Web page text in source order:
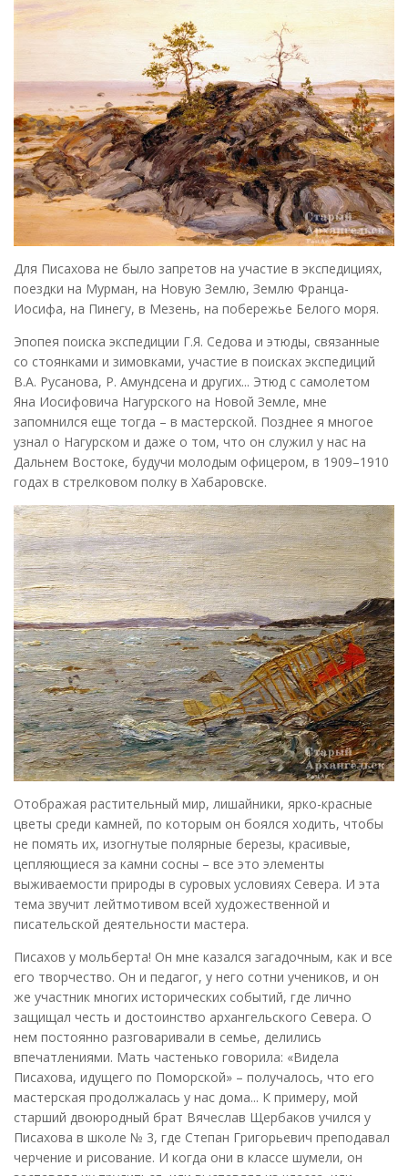
Для Писахова не было запретов на участие в экспедициях,
поездки на Мурман, на Новую Землю, Землю Франца-
Иосифа, на Пинегу, в Мезень, на побережье Белого моря.
Эпопея поиска экспедиции Г.Я. Седова и этюды, связанные
со стоянками и зимовками, участие в поисках экспедиций
В.А. Русанова, Р. Амундсена и других... Этюд с самолетом
Яна Иосифовича Нагурского на Новой Земле, мне
запомнился еще тогда – в мастерской. Позднее я многое
узнал о Нагурском и даже о том, что он служил у нас на
Дальнем Востоке, будучи молодым офицером, в 1909–1910
годах в стрелковом полку в Хабаровске.
Отображая растительный мир, лишайники, ярко-красные
цветы среди камней, по которым он боялся ходить, чтобы
не помять их, изогнутые полярные березы, красивые,
цепляющиеся за камни сосны – все это элементы
выживаемости природы в суровых условиях Севера. И эта
тема звучит лейтмотивом всей художественной и
писательской деятельности мастера.
Писахов у мольберта! Он мне казался загадочным, как и все
его творчество. Он и педагог, у него сотни учеников, и он
же участник многих исторических событий, где лично
защищал честь и достоинство архангельского Севера. О
нем постоянно разговаривали в семье, делились
впечатлениями. Мать частенько говорила: «Видела
Писахова, идущего по Поморской» – получалось, что его
мастерская продолжалась у нас дома... К примеру, мой
старший двоюродный брат Вячеслав Щербаков учился у
Писахова в школе № 3, где Степан Григорьевич преподавал
черчение и рисование. И когда они в классе шумели, он